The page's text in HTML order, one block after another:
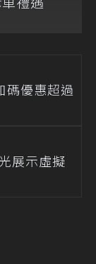
碼優惠超過
展示虛擬